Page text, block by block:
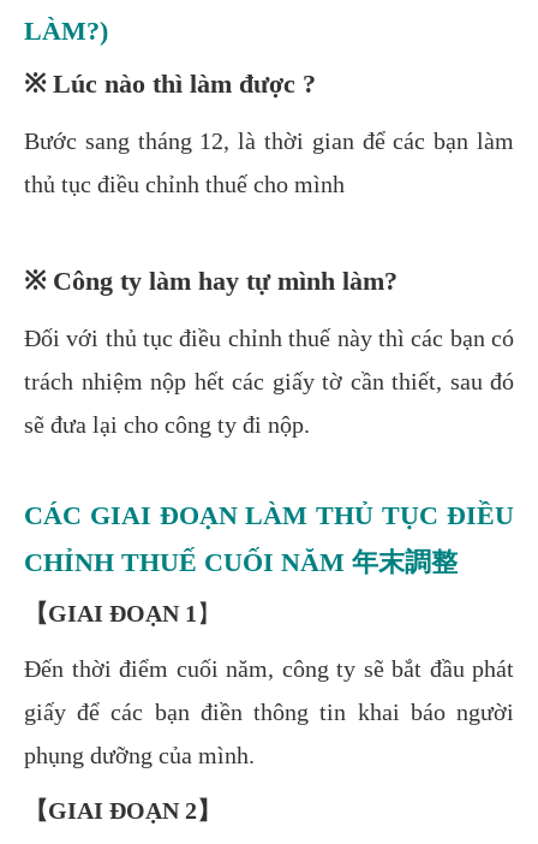
LÀM?)
※ Lúc nào thì làm được ?
Bước sang tháng 12, là thời gian để các bạn làm
thủ tục điều chỉnh thuế cho mình
※ Công ty làm hay tự mình làm?
Đối với thủ tục điều chỉnh thuế này thì các bạn có
trách nhiệm nộp hết các giấy tờ cần thiết, sau đó
sẽ đưa lại cho công ty đi nộp.
CÁC GIAI ĐOẠN LÀM THỦ TỤC ĐIỀU
CHỈNH THUẾ CUỐI NĂM 年末調整
【GIAI ĐOẠN 1 】
Đến thời điểm cuối năm, công ty sẽ bắt đầu phát
giấy để các bạn điền thông tin khai báo người
phụng dưỡng của mình.
【GIAI ĐOẠN 2】